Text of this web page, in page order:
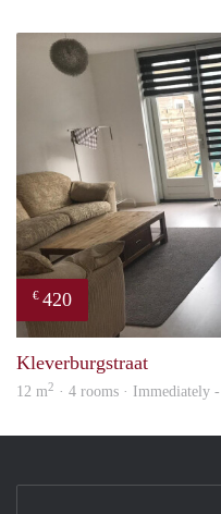
€ 420
Kleverburgstraat
12 m2 · 4 rooms · Immediately